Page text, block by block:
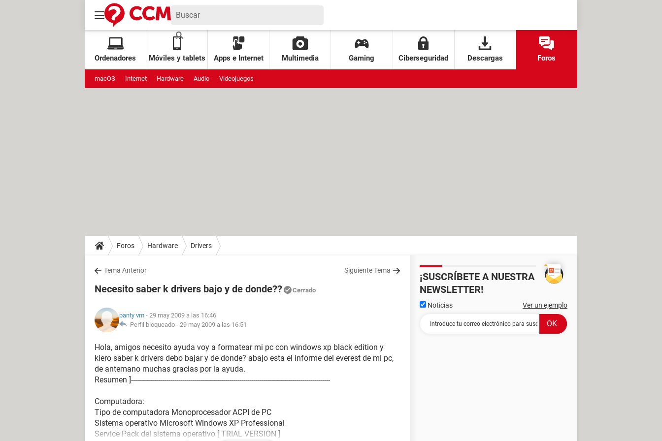
Ordenadores Móviles y tablets Apps e Internet Multimedia Gaming Ciberseguridad Descargas Foros
macOS Internet Hardware Audio Videojuegos
Foros Hardware Drivers
Tema Anterior Siguiente Tema
Necesito saber k drivers bajo y de donde?? Cerrado
panty vm - 29 may 2009 a las 16:46
Perfil bloqueado - 29 may 2009 a las 16:51
Hola, amigos necesito ayuda voy a formatear mi pc con windows xp black edition y
kiero saber k drivers debo bajar y de donde? abajo esta el informe del everest de mi pc,
de antemano muchas gracias por la ayuda.
Resumen ]-----------------------------------------------------------------------------------------------------
Computadora:
Tipo de computadora Monoprocesador ACPI de PC
Sistema operativo Microsoft Windows XP Professional
Service Pack del sistema operativo [ TRIAL VERSION ]
¡SUSCRÍBETE A NUESTRA
NEWSLETTER!
Noticias Ver un ejemplo